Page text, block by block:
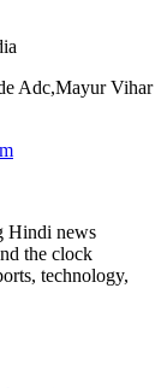
Adc,Mayur Vihar
Hindi news
the clock
technology,